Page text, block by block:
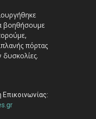
βοηθήσουμε
πόρτας
δυσκολίες.
Επικοινωνίας: